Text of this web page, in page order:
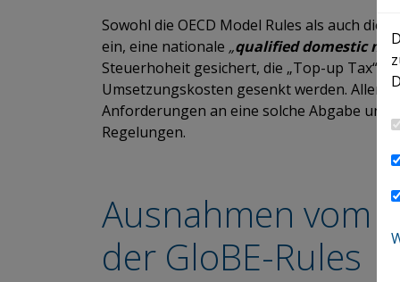
Sowohl die OECD Model Rules als auch die
ein, eine nationale „qualified domestic
Steuerhoheit gesichert, die „Top-up Tax“
Umsetzungskosten gesenkt werden.
Anforderungen an eine solche Abgabe und
Regelungen.
Ausnahmen vom
der GloBE-Rules